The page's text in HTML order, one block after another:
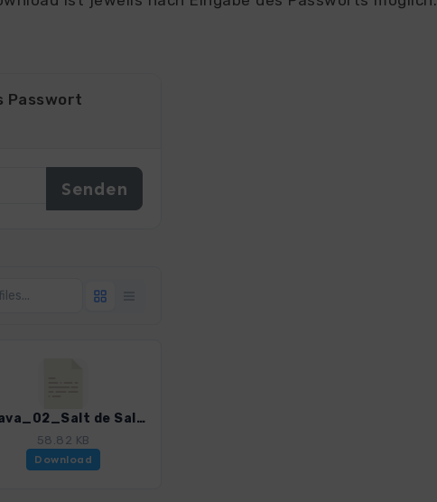
Passwort
Brava_02_Salt de Sallent_4328_4.gpx
58.82 KB
Download